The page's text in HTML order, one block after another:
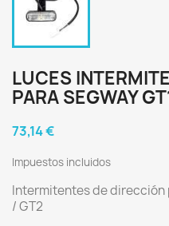
LUCES
PARA SEGWAY
73,14 €
Impuestos incluidos
Intermitentes de dirección
/ GT2